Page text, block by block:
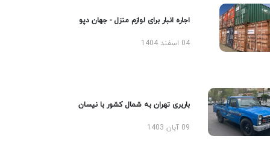
اجاره انبار برای لوازم منزل - جهان دپو
04 اسفند 1404
باربری تهران به شمال کشور با نیسان
09 آبان 1403